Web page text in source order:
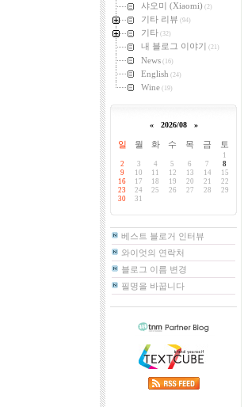
샤오미 (Xiaomi) (2)
기타 리뷰 (94)
기타 (32)
내 블로그 이야기 (21)
News (16)
English (24)
Wine (19)
« 2026/08 »
일 월 화 수 목 금 토
1
2
3 4 5 6 7
8
9
10 11 12 13 14
15
16
17 18 19 20 21
22
23
24 25 26 27 28
29
30
31
베스트 블로거 인터뷰
와이엇의 연락처
블로그 이름 변경
필명을 바꿉니다